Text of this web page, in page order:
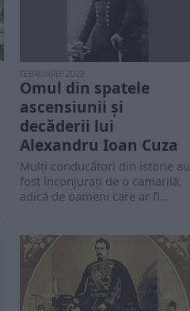
FEBRUARIE 2022
Omul din spatele
ascensiunii și
decăderii lui
Alexandru Ioan Cuza
Mulți conducători din istorie au
fost înconjurați de o camarilă,
adică de oameni care ar fi...